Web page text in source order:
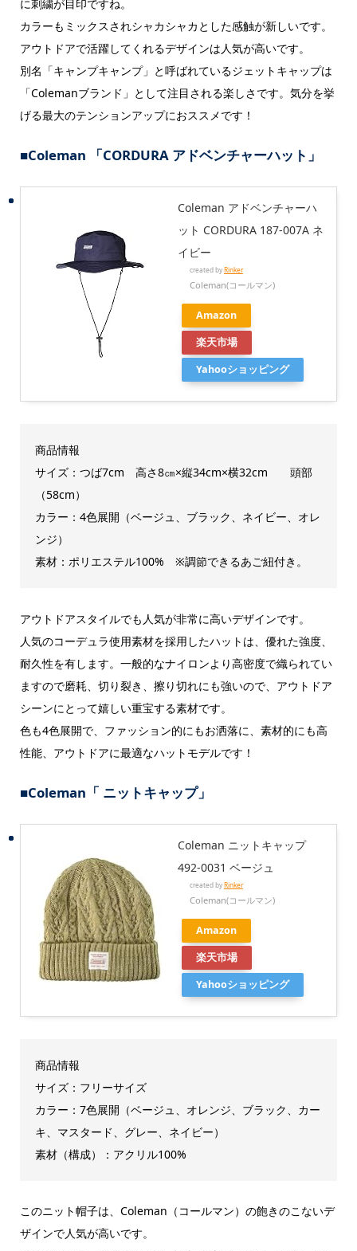
に刺繍が目印ですね。
カラーもミックスされシャカシャカとした感触が新しいです。
アウトドアで活躍してくれるデザインは人気が高いです。
別名「キャンプキャンプ」と呼ばれているジェットキャップは
「Colemanブランド」として注目される楽しさです。気分を挙
げる最大のテンションアップにおススメです！
■Coleman 「CORDURA アドベンチャーハット」
Coleman アドベンチャーハ
ット CORDURA 187-007A ネ
イビー
created byRinker
Coleman(コールマン)
Amazon
楽天市場
Yahooショッピング
商品情報
サイズ：つば7cm 高さ8㎝×縦34cm×横32cm 頭部
（58cm）
カラー：4色展開（ベージュ、ブラック、ネイビー、オレ
ンジ）
素材：ポリエステル100% ※調節できるあご紐付き。
アウトドアスタイルでも人気が非常に高いデザインです。
人気のコーデュラ使用素材を採用したハットは、優れた強度、
耐久性を有します。一般的なナイロンより高密度で織られてい
ますので磨耗、切り裂き、擦り切れにも強いので、アウトドア
シーンにとって嬉しい重宝する素材です。
色も4色展開で、ファッション的にもお洒落に、素材的にも高
性能、アウトドアに最適なハットモデルです！
■Coleman「 ニットキャップ」
Coleman ニットキャップ
492-0031 ベージュ
created byRinker
Coleman(コールマン)
Amazon
楽天市場
Yahooショッピング
商品情報
サイズ：フリーサイズ
カラー：7色展開（ベージュ、オレンジ、ブラック、カー
キ、マスタード、グレー、ネイビー）
素材（構成）：アクリル100%
このニット帽子は、Coleman（コールマン）の飽きのこないデ
ザインで人気が高いです。